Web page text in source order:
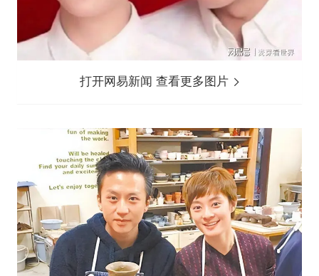
打开网易新闻 查看更多图片